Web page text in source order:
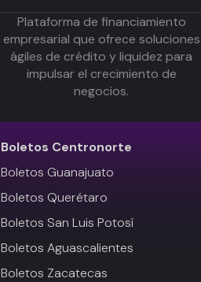
Plataforma de financiamiento
empresarial que ofrece soluciones
ágiles de crédito y liquidez para
impulsar el crecimiento de
negocios.
Boletos Centronorte
Boletos Guanajuato
Boletos Querétaro
Boletos San Luis Potosí
Boletos Aguascalientes
Boletos Zacatecas